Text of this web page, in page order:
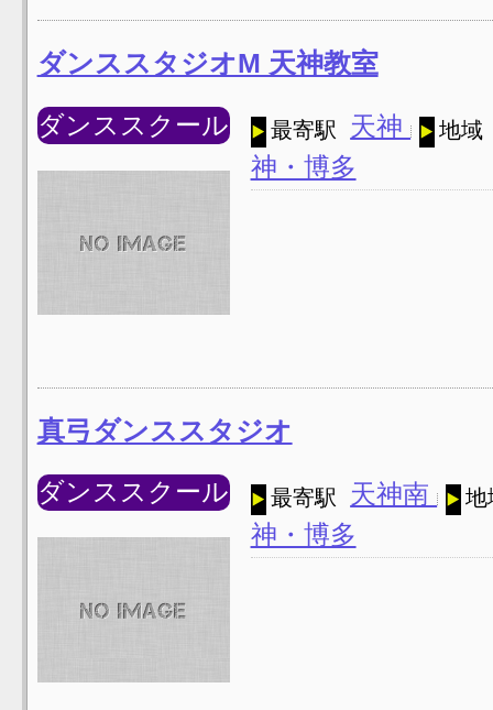
ダンススタジオM 天神教室
ダンススクール 最寄駅 天神 地域
神・博多
真弓ダンススタジオ
ダンススクール 最寄駅 天神南 地
神・博多